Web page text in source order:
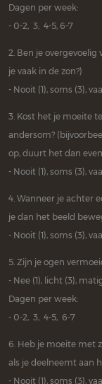
Dagen per week:
- 0-2, 3, 4-5, 6-7
2. Ben je
je vaak in de zon?)
- Nooit (1), soms (3),
3. Kost het je moeite
andersom?
op, duurt het dan
- Nooit (1), soms (3),
4. Wanneer je achter
je dan het beeld
- Nooit (1), soms (3),
5. Zijn je ogen
- Nee (1), licht (3),
Dagen per week:
- 0-2, 3, 4-5, 6-7
6. Heb je moeite met
als je deelneemt aan
- Nooit (1), soms (3),